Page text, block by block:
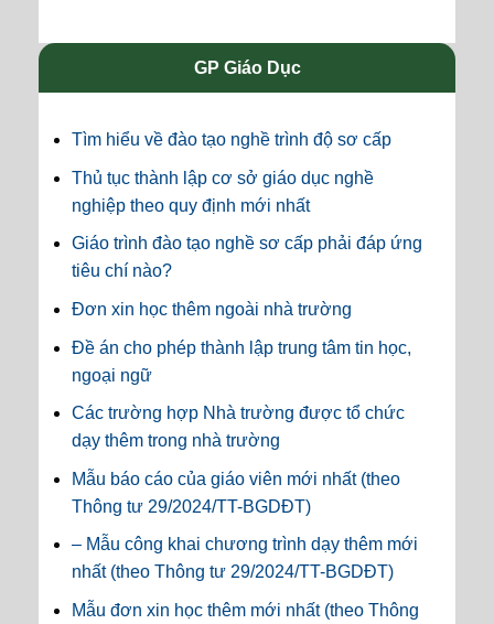
GP Giáo Dục
Tìm hiểu về đào tạo nghề trình độ sơ cấp
Thủ tục thành lập cơ sở giáo dục nghề
nghiệp theo quy định mới nhất
Giáo trình đào tạo nghề sơ cấp phải đáp ứng
tiêu chí nào?
Đơn xin học thêm ngoài nhà trường
Đề án cho phép thành lập trung tâm tin học,
ngoại ngữ
Các trường hợp Nhà trường được tổ chức
dạy thêm trong nhà trường
Mẫu báo cáo của giáo viên mới nhất (theo
Thông tư 29/2024/TT-BGDĐT)
– Mẫu công khai chương trình dạy thêm mới
nhất (theo Thông tư 29/2024/TT-BGDĐT)
Mẫu đơn xin học thêm mới nhất (theo Thông